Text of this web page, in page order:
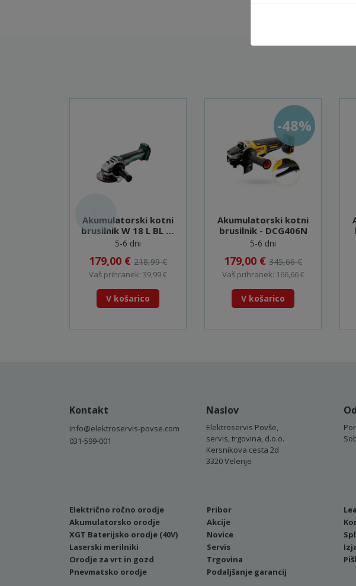
Akumulatorski kotni
brusilnik W 18 L BL 9-
125 - 602374850
5-6 dni
179,00 € 218,99 €
Vaš prihranek: 39,99 €
V košarico
Akumulatorski kotni
brusilnik - DCG406N
5-6 dni
179,00 € 345,66 €
Vaš prihranek: 166,66 €
V košarico
-48%
Kontakt
info@elektroservis-povse.com
031-599-001
Naslov
Elektroservis Povše,
servis, trgovina, d.o.o.
Kersnikova cesta 2d
3320 Velenje
Električno ročno orodje
Akumulatorsko orodje
XGT Baterijsko orodje (40V)
Laserski merilniki
Orodje za vrt in gozd
Pnevmatsko orodje
Pribor
Akcije
Novice
Servis
Trgovina
Podaljšanje garancij